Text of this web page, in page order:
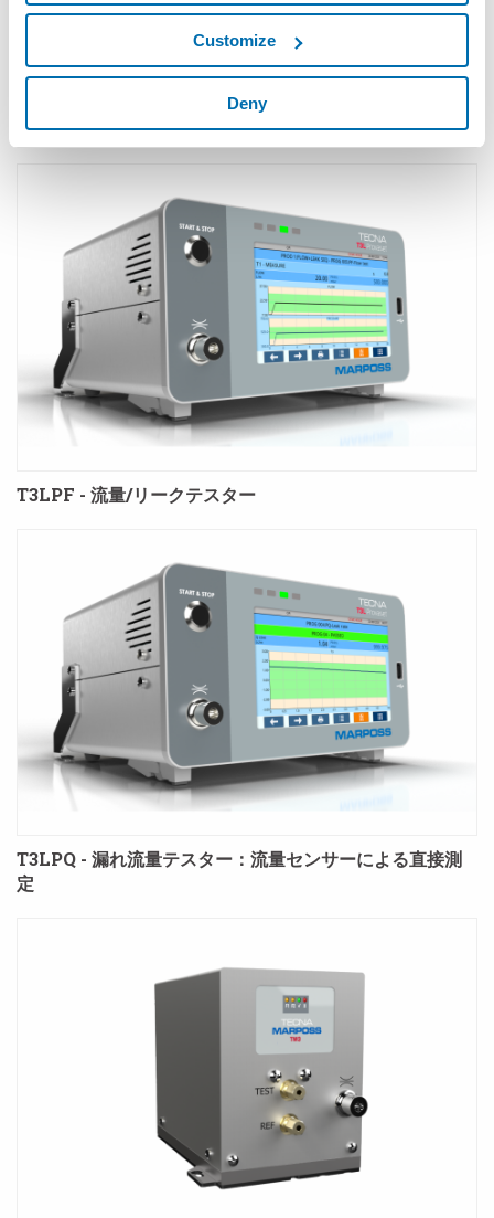
Customize
Deny
T3LP - リークテスター：絶対圧減衰法
T3LPF - 流量/リークテスター
T3LPQ - 漏れ流量テスター：流量センサーによる直接測
定